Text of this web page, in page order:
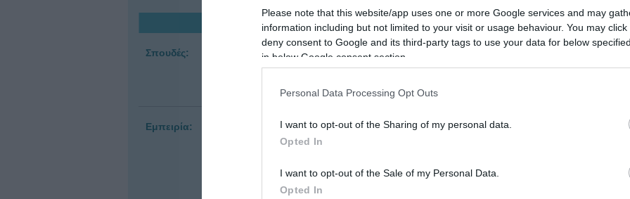
Please note that this website/app uses one or more Google services and may
information including but not limited to your visit or usage behaviour. You may
deny consent to Google and its third-party tags to use your data for below
in below Google consent section.
Personal Data Processing Opt Outs
I want to opt-out of the Sharing of my personal data.
Opted In
I want to opt-out of the Sale of my Personal Data.
Opted In
Σπουδές:
Ιατρική Σχολή του Αριστοτελείου Πανεπιστημίου Θεσσαλονίκης
Ειδικότητα στο Νοσοκομείο Κ.ΑΤ., Α Πανεπιστημιακή Ορθοπαιδική
Εμπειρία:
2007 - σήμερα Επιμελητής Ορθοπαιδικής και Ορθοπαιδικής
2005-2006 ATOS CLINIC Heidelberg Germany, στο Κέντρο
Νοσοκομείο ΚΑΤ, Κλινική Αθλητικών Κακώσεων
Νοσοκομείο Παιδων Πεντέλης, Παιδοορθροπαιδική